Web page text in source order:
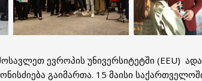
ევროპის უნივერსიტეტში (EEU)
გაიმართა. 15 მაისი